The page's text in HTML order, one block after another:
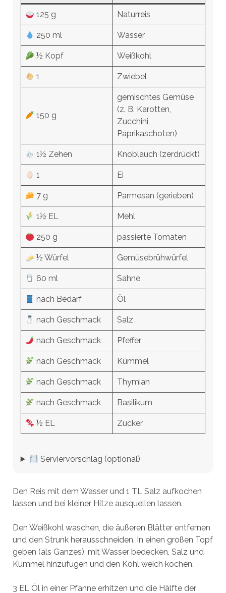
125 g Naturreis
250 ml Wasser
½ Kopf Weißkohl
1 Zwiebel
150 g
gemischtes Gemüse
(z. B. Karotten,
Zucchini,
Paprikaschoten)
1½ Zehen Knoblauch (zerdrückt)
1 Ei
7 g Parmesan (gerieben)
1½ EL Mehl
250 g passierte Tomaten
½ Würfel Gemüsebrühwürfel
60 ml Sahne
nach Bedarf Öl
nach Geschmack Salz
nach Geschmack Pfeffer
nach Geschmack Kümmel
nach Geschmack Thymian
nach Geschmack Basilikum
½ EL Zucker
Serviervorschlag (optional)
Den Reis mit dem Wasser und 1 TL Salz aufkochen
lassen und bei kleiner Hitze ausquellen lassen.
Den Weißkohl waschen, die äußeren Blätter entfernen
und den Strunk herausschneiden. In einen großen Topf
geben (als Ganzes), mit Wasser bedecken, Salz und
Kümmel hinzufügen und den Kohl weich kochen.
3 EL Öl in einer Pfanne erhitzen und die Hälfte der